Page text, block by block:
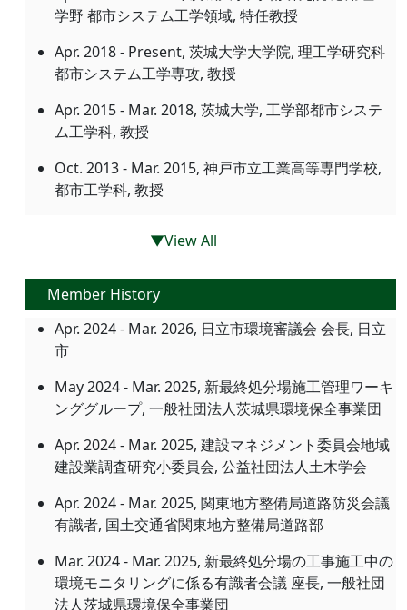
学野 都市システム工学領域, 特任教授
Apr. 2018 - Present, 茨城大学大学院, 理工学研究科
都市システム工学専攻, 教授
Apr. 2015 - Mar. 2018, 茨城大学, 工学部都市システ
ム工学科, 教授
Oct. 2013 - Mar. 2015, 神戸市立工業高等専門学校,
都市工学科, 教授
▼View All
Member History
Apr. 2024 - Mar. 2026, 日立市環境審議会 会長, 日立
市
May 2024 - Mar. 2025, 新最終処分場施工管理ワーキ
ンググループ, 一般社団法人茨城県環境保全事業団
Apr. 2024 - Mar. 2025, 建設マネジメント委員会地域
建設業調査研究小委員会, 公益社団法人土木学会
Apr. 2024 - Mar. 2025, 関東地方整備局道路防災会議
有識者, 国土交通省関東地方整備局道路部
Mar. 2024 - Mar. 2025, 新最終処分場の工事施工中の
環境モニタリングに係る有識者会議 座長, 一般社団
法人茨城県環境保全事業団